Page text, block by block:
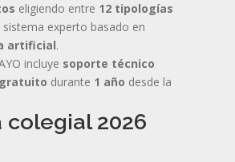
eligiendo entre 12 tipologías
experto basado en
artificial.
incluye soporte técnico
durante 1 año desde la
colegial 2026